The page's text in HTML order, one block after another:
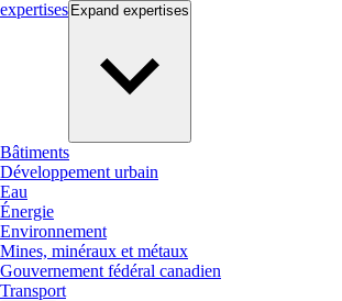
expertises Expand expertises
Bâtiments
Développement urbain
Eau
Énergie
Environnement
Mines, minéraux et métaux
Gouvernement fédéral canadien
Transport